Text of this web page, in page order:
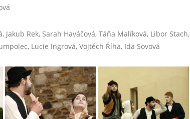
Jakub Rek, Sarah Haváčová, Táňa Malíková, Libor Stach,
Lucie Ingrová, Vojtěch Říha, Ida Sovová